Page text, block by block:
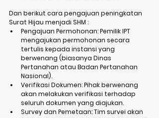
Dan berikut cara pengajuan peningkatan
Surat Hijau menjadi SHM :
Pengajuan Permohonan: Pemilik IPT
mengajukan permohonan secara
tertulis kepada instansi yang
berwenang (biasanya Dinas
Pertanahan atau Badan Pertanahan
Nasional).
Verifikasi Dokumen: Pihak berwenang
akan melakukan verifikasi terhadap
seluruh dokumen yang diajukan.
Survey dan Pemetaan: Tim survei akan